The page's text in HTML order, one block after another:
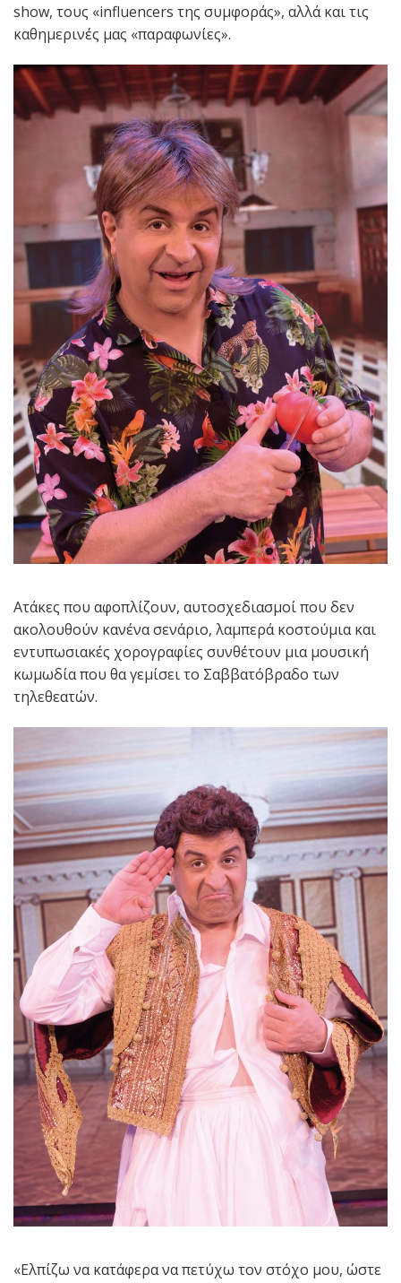
show, τους «influencers της συμφοράς», αλλά και τις
καθημερινές μας «παραφωνίες».
Ατάκες που αφοπλίζουν, αυτοσχεδιασμοί που δεν
ακολουθούν κανένα σενάριο, λαμπερά κοστούμια και
εντυπωσιακές χορογραφίες συνθέτουν μια μουσική
κωμωδία που θα γεμίσει το Σαββατόβραδο των
τηλεθεατών.
«Ελπίζω να κατάφερα να πετύχω τον στόχο μου, ώστε